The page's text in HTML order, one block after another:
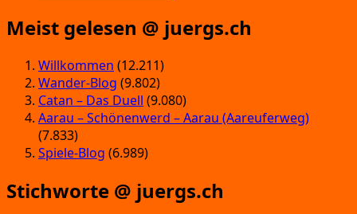
Meist gelesen @ juergs.ch
Willkommen (12.211)
Wander-Blog (9.802)
Catan – Das Duell (9.080)
Aarau – Schönenwerd – Aarau (Aareuferweg)
(7.833)
Spiele-Blog (6.989)
Stichworte @ juergs.ch